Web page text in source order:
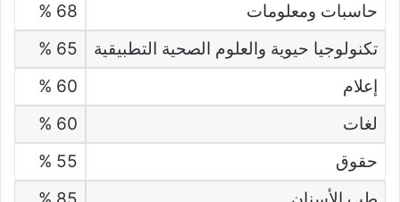
حاسبات ومعلومات
68 %
تكنولوجيا حيوية والعلوم الصحية التطبيقية
65 %
إعلام
60 %
لغات
60 %
حقوق
55 %